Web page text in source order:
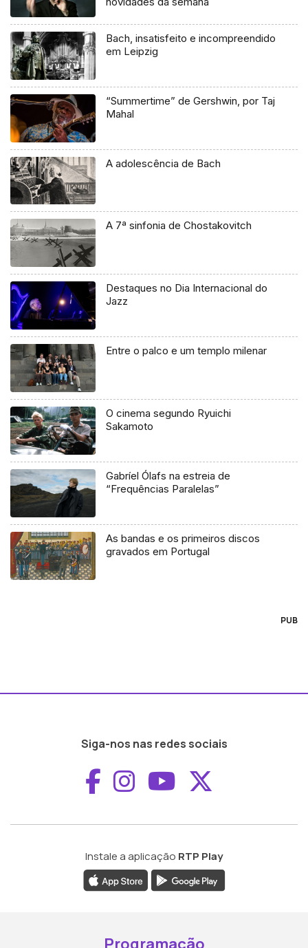
Bach, insatisfeito e incompreendido
em Leipzig
“Summertime” de Gershwin, por Taj
Mahal
A adolescência de Bach
A 7ª sinfonia de Chostakovitch
Destaques no Dia Internacional do
Jazz
Entre o palco e um templo milenar
O cinema segundo Ryuichi
Sakamoto
Gabríel Ólafs na estreia de
“Frequências Paralelas”
As bandas e os primeiros discos
gravados em Portugal
PUB
Siga-nos nas redes sociais
Aceder ao
Aceder ao
Aceder ao
Instale a aplicação RTP Play